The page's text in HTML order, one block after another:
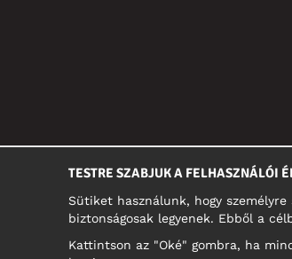
TESTRE SZABJUK A FELHASZNÁLÓI
Sütiket használunk, hogy
biztonságosak legyenek. Ebből a
Kattintson az "Oké" gombra, ha